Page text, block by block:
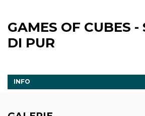
GAMES OF CUBES -
DI PUR
INFO